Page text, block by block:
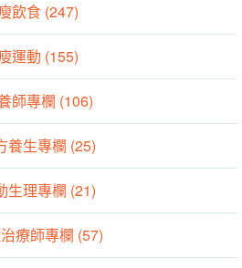
飲食 (247)
運動 (155)
師專欄 (106)
養生專欄 (25)
生理專欄 (21)
療師專欄 (57)